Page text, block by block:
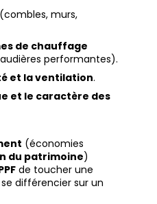
murs,
de chauffage
performantes).
et la ventilation.
et le caractère des
(économies
du patrimoine)
de toucher une
différencier sur un